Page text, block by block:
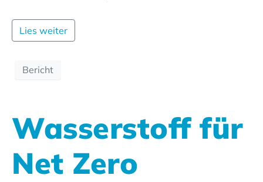
Lies weiter
Bericht
Wasserstoff für
Net Zero